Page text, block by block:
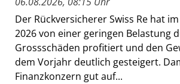
Der Rückversicherer Swiss Re hat
2026 von einer geringen Belastung
Grossschäden profitiert und den
dem Vorjahr deutlich gesteigert.
Finanzkonzern gut auf...